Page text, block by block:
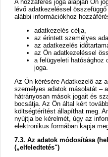
A hozzáférés joga alapján Ön
lévő adatkezeléssel
alábbi információkhoz
adatkezelés célja,
az érintett személyes
az adatkezelés
az Ön adatkezeléssel
a felügyeleti hatósághoz
joga.
Az Ön kérésére Adatkezelő az
személyes adatok másolatát –
hátrányosan mások jogait és
bocsátja. Az Ön által kért
költségtérítést állapíthat meg.
nyújtja be kérelmét, úgy az
elektronikus formában kapja
7.3. Az adatok módosítása
(„elfeledtetés")